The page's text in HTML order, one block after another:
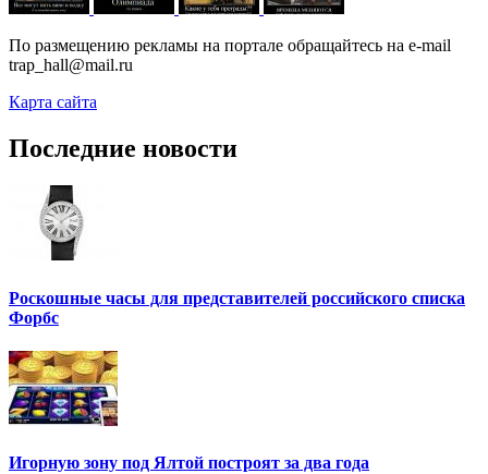
По размещению рекламы на портале обращайтесь на e-mail
trap_hall@mail.ru
Карта сайта
Последние новости
Роскошные часы для представителей российского списка
Форбс
Игорную зону под Ялтой построят за два года